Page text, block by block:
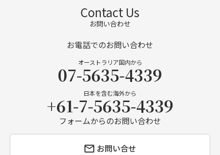
Contact Us
お問い合わせ
お電話でのお問い合わせ
オーストラリア国内から
07-5635-4339
日本を含む海外から
+61-7-5635-4339
フォームからのお問い合わせ
お問い合せ